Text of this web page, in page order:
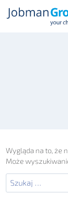
do
Wygląda na to, że
Może
Szukaj: